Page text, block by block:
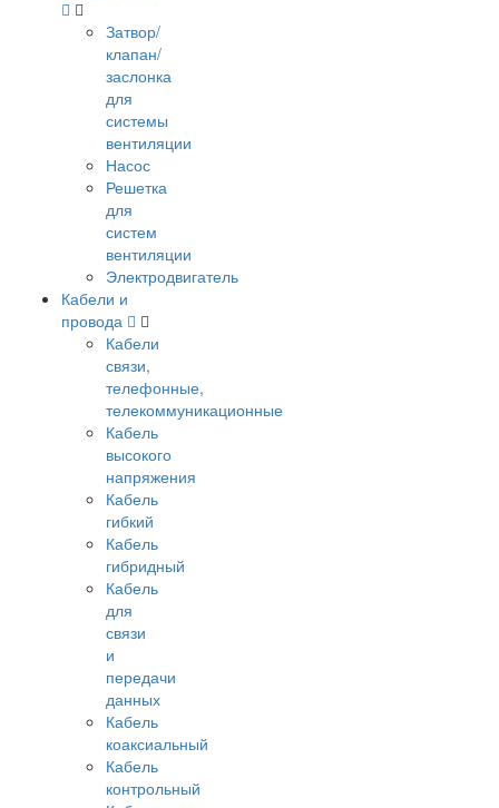
Затвор/
клапан/
заслонка
для
системы
вентиляции
Насос
Решетка
для
систем
вентиляции
Электродвигатель
Кабели и
провода
Кабели
связи,
телефонные,
телекоммуникационные
Кабель
высокого
напряжения
Кабель
гибкий
Кабель
гибридный
Кабель
для
связи
и
передачи
данных
Кабель
коаксиальный
Кабель
контрольный